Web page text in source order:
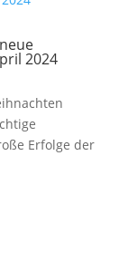
2024
Erfolge der